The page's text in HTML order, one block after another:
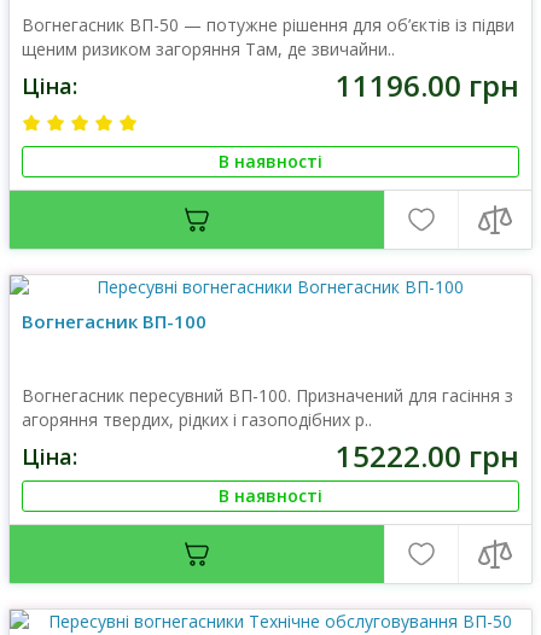
Вогнегасник ВП-50 — потужне рішення для об’єктів із підви
щеним ризиком загоряння Там, де звичайни..
Ціна: 11196.00 грн
В наявності
Вогнегасник ВП-100
Вогнегасник пересувний ВП-100. Призначений для гасіння з
агоряння твердих, рідких і газоподібних р..
Ціна: 15222.00 грн
В наявності